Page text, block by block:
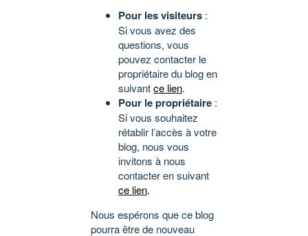
Pour les visiteurs :
Si vous avez des
questions, vous
pouvez contacter le
propriétaire du blog en
suivantce lien.
Pour le propriétaire :
Si vous souhaitez
rétablir l’accès à votre
blog, nous vous
invitons à nous
contacter en suivant
ce lien.
Nous espérons que ce blog
pourra être de nouveau